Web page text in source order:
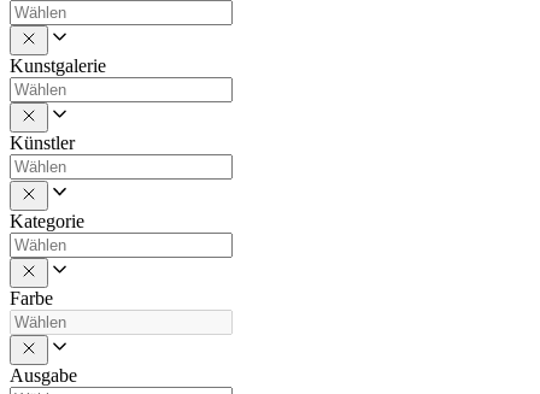
Kunstgalerie
Künstler
Kategorie
Farbe
Ausgabe